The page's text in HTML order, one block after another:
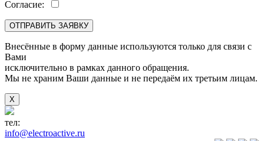
Согласие:
Внесённые в форму данные используются только для связи с
Вами
исключительно в рамках данного обращения.
Мы не храним Ваши данные и не передаём их третьим лицам.
X
тел:
info@electroactive.ru